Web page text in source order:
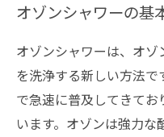
オゾンシャワーの基
オゾンシャワーは、オ
を洗浄する新しい方法
で急速に普及してきて
います。オゾンは強力